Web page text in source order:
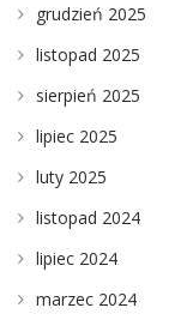
grudzień 2025
listopad 2025
sierpień 2025
lipiec 2025
luty 2025
listopad 2024
lipiec 2024
marzec 2024